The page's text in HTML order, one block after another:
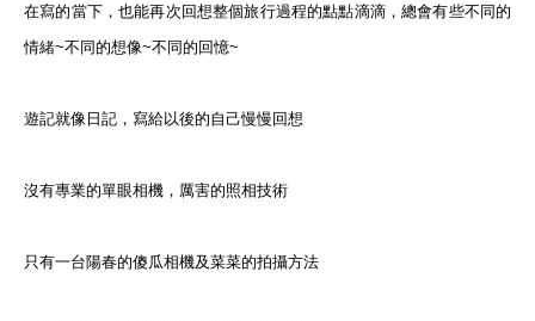
在寫的當下，也能再次回想整個旅行過程的點點滴滴，總會有些不同的
情緒~不同的想像~不同的回憶~
遊記就像日記 ，寫給以後的自己慢慢回想
沒有專業的單眼相機 ，厲害的照相技術
只有一台陽春的傻瓜相機及菜菜的拍攝方法